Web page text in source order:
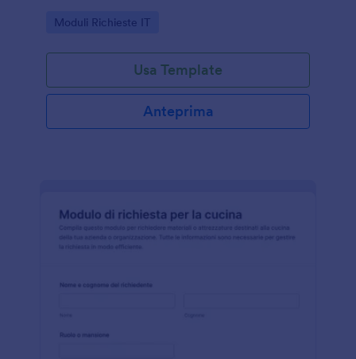
risposta in Jotform.
Go to Category:
Moduli Richieste IT
Usa Template
Anteprima